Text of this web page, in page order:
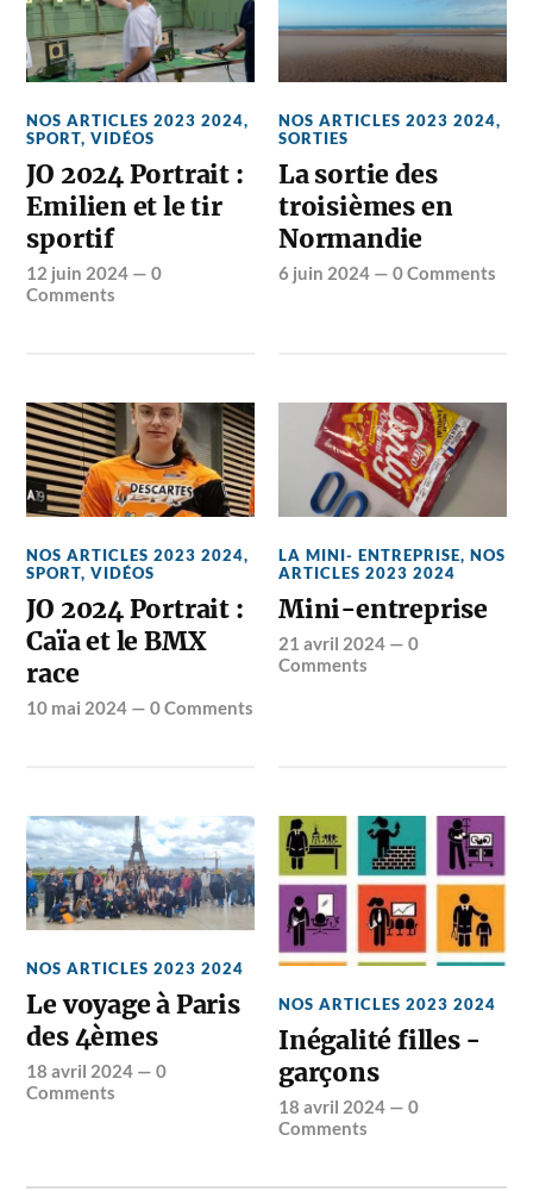
NOS ARTICLES 2023 2024,
SPORT,VIDÉOS
JO 2024 Portrait :
Emilien et le tir
sportif
12 juin 2024 —0
Comments
NOS ARTICLES 2023 2024,
SORTIES
La sortie des
troisièmes en
Normandie
6 juin 2024 —0 Comments
NOS ARTICLES 2023 2024,
SPORT,VIDÉOS
JO 2024 Portrait :
Caïa et le BMX
race
10 mai 2024 —0 Comments
LA MINI- ENTREPRISE,NOS
ARTICLES 2023 2024
Mini-entreprise
21 avril 2024 —0
Comments
NOS ARTICLES 2023 2024
Le voyage à Paris
des 4èmes
18 avril 2024 —0
Comments
NOS ARTICLES 2023 2024
Inégalité filles -
garçons
18 avril 2024 —0
Comments